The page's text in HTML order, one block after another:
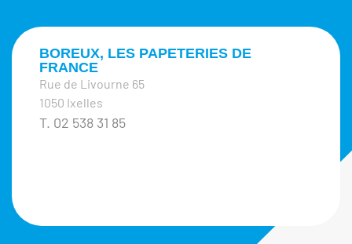
BOREUX, LES PAPETERIES DE
FRANCE
Rue de Livourne 65
1050 Ixelles
T. 02 538 31 85